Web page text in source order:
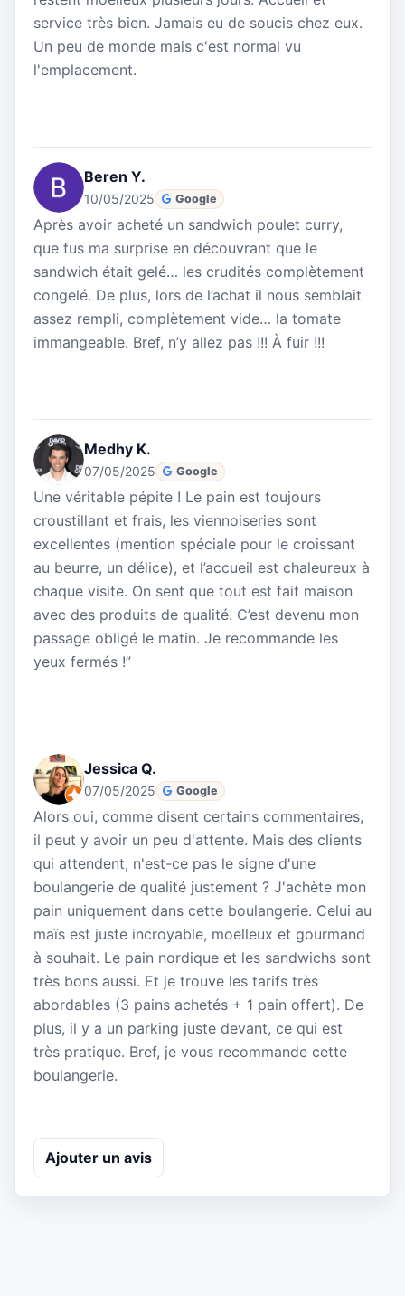
service très bien. Jamais eu de soucis chez eux.
Un peu de monde mais c'est normal vu
l'emplacement.
Beren Y.
10/05/2025 Google
Après avoir acheté un sandwich poulet curry,
que fus ma surprise en découvrant que le
sandwich était gelé… les crudités complètement
congelé. De plus, lors de l’achat il nous semblait
assez rempli, complètement vide… la tomate
immangeable. Bref, n’y allez pas !!! À fuir !!!
Medhy K.
07/05/2025 Google
Une véritable pépite ! Le pain est toujours
croustillant et frais, les viennoiseries sont
excellentes (mention spéciale pour le croissant
au beurre, un délice), et l’accueil est chaleureux à
chaque visite. On sent que tout est fait maison
avec des produits de qualité. C’est devenu mon
passage obligé le matin. Je recommande les
yeux fermés !”
Jessica Q.
07/05/2025 Google
Alors oui, comme disent certains commentaires,
il peut y avoir un peu d'attente. Mais des clients
qui attendent, n'est-ce pas le signe d'une
boulangerie de qualité justement ? J'achète mon
pain uniquement dans cette boulangerie. Celui au
maïs est juste incroyable, moelleux et gourmand
à souhait. Le pain nordique et les sandwichs sont
très bons aussi. Et je trouve les tarifs très
abordables (3 pains achetés + 1 pain offert). De
plus, il y a un parking juste devant, ce qui est
très pratique. Bref, je vous recommande cette
boulangerie.
Ajouter un avis